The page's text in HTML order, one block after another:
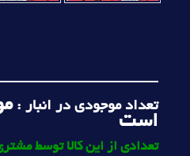
تعداد موجودی در انبار :
است
تعدادی از این کالا توسط